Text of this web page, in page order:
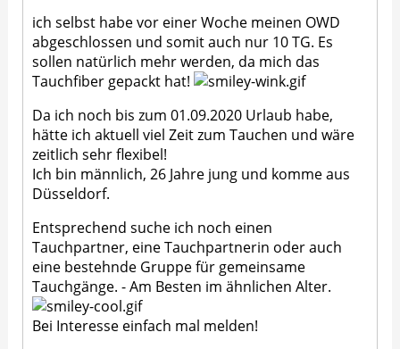
ich selbst habe vor einer Woche meinen OWD
abgeschlossen und somit auch nur 10 TG. Es
sollen natürlich mehr werden, da mich das
Tauchfiber gepackt hat!
Da ich noch bis zum 01.09.2020 Urlaub habe,
hätte ich aktuell viel Zeit zum Tauchen und wäre
zeitlich sehr flexibel!
Ich bin männlich, 26 Jahre jung und komme aus
Düsseldorf.
Entsprechend suche ich noch einen
Tauchpartner, eine Tauchpartnerin oder auch
eine bestehnde Gruppe für gemeinsame
Tauchgänge. - Am Besten im ähnlichen Alter.
Bei Interesse einfach mal melden!